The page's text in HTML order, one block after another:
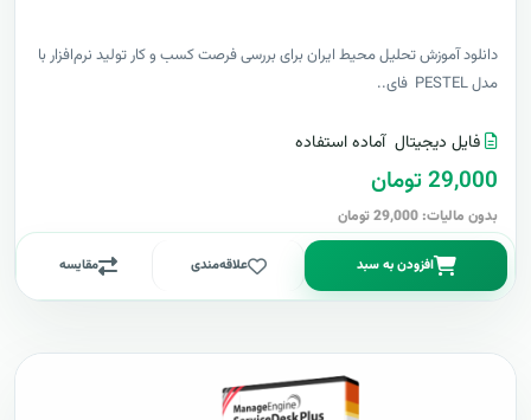
دانلود آموزش تحلیل محیط ایران برای بررسی فرصت کسب و کار تولید نرم‌افزار با
مدل PESTEL فای..
فایل دیجیتال آماده استفاده
29,000 تومان
بدون مالیات: 29,000 تومان
افزودن به سبد علاقه‌مندی مقایسه